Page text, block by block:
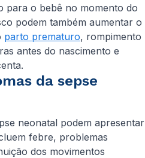
para o bebê no momento do
podem também aumentar o
parto prematuro, rompimento
antes do nascimento e
da sepse
neonatal podem apresentar
febre, problemas
dos movimentos